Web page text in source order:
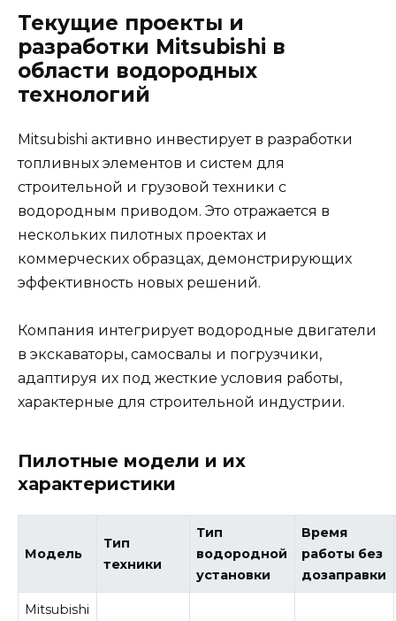
Текущие проекты и
разработки Mitsubishi в
области водородных
технологий
Mitsubishi активно инвестирует в разработки
топливных элементов и систем для
строительной и грузовой техники с
водородным приводом. Это отражается в
нескольких пилотных проектах и
коммерческих образцах, демонстрирующих
эффективность новых решений.
Компания интегрирует водородные двигатели
в экскаваторы, самосвалы и погрузчики,
адаптируя их под жесткие условия работы,
характерные для строительной индустрии.
Пилотные модели и их
характеристики
Модель
Тип
техники
Тип
водородной
установки
Время
работы без
дозаправки
Mitsubishi